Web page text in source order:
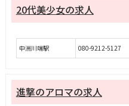
20代美少女の求人
中洲川端駅 080-9212-5127
進撃のアロマの求人